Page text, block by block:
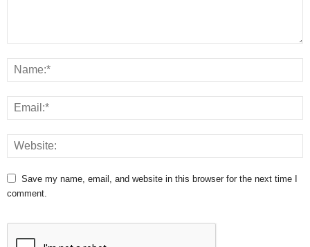
Save my name, email, and website in this browser for the next time I
comment.